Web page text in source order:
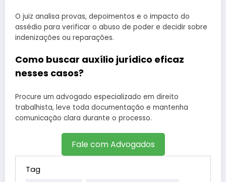
O juiz analisa provas, depoimentos e o impacto do
assédio para verificar o abuso de poder e decidir sobre
indenizações ou reparações.
Como buscar auxílio jurídico eficaz
nesses casos?
Procure um advogado especializado em direito
trabalhista, leve toda documentação e mantenha
comunicação clara durante o processo.
Fale com Advogados
Tag